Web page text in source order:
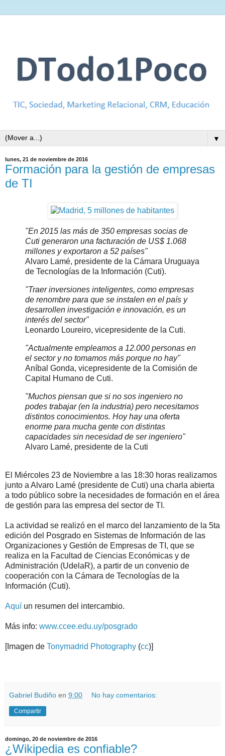
▼
lunes, 21 de noviembre de 2016
Formación para la gestión de empresas
de TI
"En 2015 las más de 350 empresas socias de
Cuti generaron una facturación de US$ 1.068
millones y exportaron a 52 países"
Alvaro Lamé, presidente de la Cámara Uruguaya
de Tecnologías de la Información (Cuti).
"Traer inversiones inteligentes, como empresas
de renombre para que se instalen en el país y
desarrollen investigación e innovación, es un
interés del sector"
Leonardo Loureiro, vicepresidente de la Cuti.
"Actualmente empleamos a 12.000 personas en
el sector y no tomamos más porque no hay"
Aníbal Gonda, vicepresidente de la Comisión de
Capital Humano de Cuti.
"Muchos piensan que si no sos ingeniero no
podes trabajar (en la industria) pero necesitamos
distintos conocimientos. Hoy hay una oferta
enorme para mucha gente con distintas
capacidades sin necesidad de ser ingeniero"
Alvaro Lamé, presidente de la Cuti
El Miércoles 23 de Noviembre a las 18:30 horas realizamos
junto a Alvaro Lamé (presidente de Cuti) una charla abierta
a todo público sobre la necesidades de formación en el área
de gestión para las empresa del sector de TI.
La actividad se realizó en el marco del lanzamiento de la 5ta
edición del Posgrado en Sistemas de Información de las
Organizaciones y Gestión de Empresas de TI, que se
realiza en la Facultad de Ciencias Económicas y de
Administración (UdelaR), a partir de un convenio de
cooperación con la Cámara de Tecnologías de la
Información (Cuti).
Aquí un resumen del intercambio.
Más info: www.ccee.edu.uy/posgrado
[Imagen de Tonymadrid Photography (cc)]
Gabriel Budiño en 9:00 No hay comentarios:
Compartir
domingo, 20 de noviembre de 2016
¿Wikipedia es confiable?